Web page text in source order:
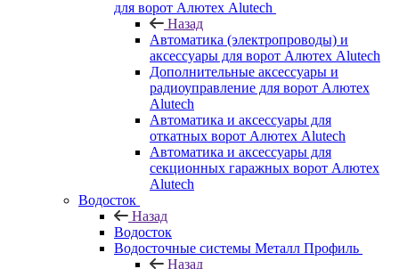
для ворот Алютех Alutech
Назад
Автоматика (электропроводы) и
аксессуары для ворот Алютех Alutech
Дополнительные аксессуары и
радиоуправление для ворот Алютех
Alutech
Автоматика и аксессуары для
откатных ворот Алютех Alutech
Автоматика и аксессуары для
секционных гаражных ворот Алютех
Alutech
Водосток
Назад
Водосток
Водосточные системы Металл Профиль
Назад